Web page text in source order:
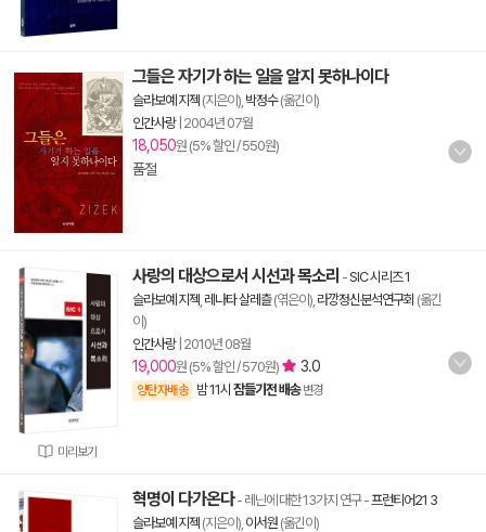
그들은 자기가 하는 일을 알지 못하나이다
슬라보예 지젝 (지은이), 박정수(옮긴이)
인간사랑| 2004년 07월
18,050원 (5% 할인 / 550원)
품절
미리보기
사랑의 대상으로서 시선과 목소리 -SIC 시리즈 1
슬라보예 지젝 레나타 살레츨(엮은이), 라깡정신분석연구회 (옮긴
이)
인간사랑| 2010년 08월
19,000원 (5% 할인 / 570원) 3.0
양탄자배송 밤 11시 잠들기전 배송 변경
혁명이 다가온다- 레닌에 대한 13가지 연구-프런티어21 3
슬라보예 지젝 (지은이), 이서원 (옮긴이)